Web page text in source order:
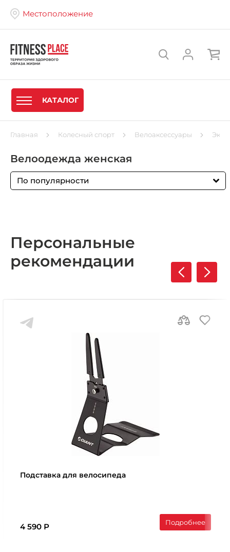
Местоположение
КАТАЛОГ
Главная Колесный спорт Велоаксессуары
Велоодежда женская
По популярности
Персональные
рекомендации
Подставка для велосипеда
4 590 Р Подробнее